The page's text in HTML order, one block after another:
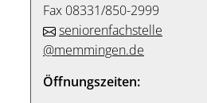
Fax 08331/850-2999
seniorenfachstelle
@memmingen.de
Öffnungszeiten: